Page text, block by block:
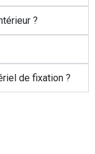
?
de fixation ?